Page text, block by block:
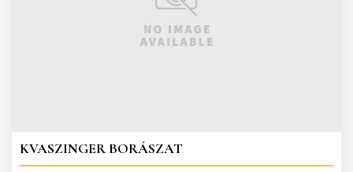
KVASZINGER BORÁSZAT